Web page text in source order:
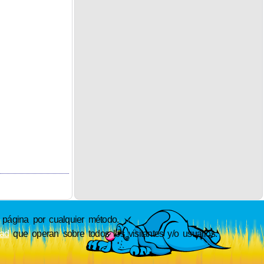
por cualquier método.
que operan sobre todos los visitantes y/o usuarios.